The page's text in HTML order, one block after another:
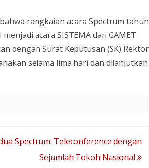
rangkaian acara Spectrum tahun
acara SISTEMA dan GAMET
dengan Surat Keputusan (SK) Rektor
selama lima hari dan dilanjutkan
Spectrum: Teleconference dengan
Sejumlah Tokoh Nasional